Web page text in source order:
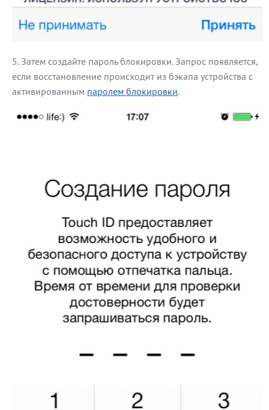
Затем создайте пароль блокировки. Запрос появляется,
если восстановление происходит из бэкапа устройства с
активированным паролем блокировки.